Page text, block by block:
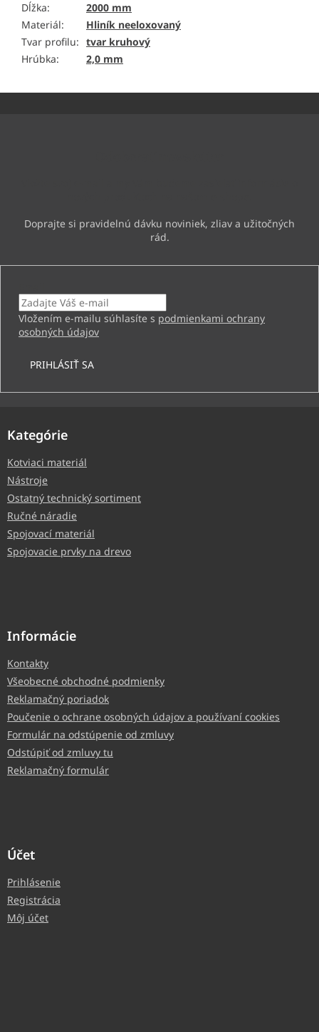
Dĺžka:
2000 mm
Materiál:
Hliník neeloxovaný
Tvar profilu: tvar kruhový
Hrúbka: 2,0 mm
Vložením e-mailu súhlasíte s podmienkami ochrany
osobných údajov
PRIHLÁSIŤ SA
Kategórie
Kotviaci materiál
Nástroje
Ostatný technický sortiment
Ručné náradie
Spojovací materiál
Spojovacie prvky na drevo
Informácie
Kontakty
Všeobecné obchodné podmienky
Reklamačný poriadok
Poučenie o ochrane osobných údajov a používaní cookies
Formulár na odstúpenie od zmluvy
Odstúpiť od zmluvy tu
Reklamačný formulár
Účet
Prihlásenie
Registrácia
Môj účet